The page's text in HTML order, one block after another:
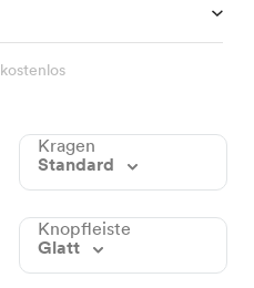
kostenlos
Kragen
Standard
Knopfleiste
Glatt